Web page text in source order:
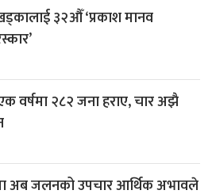
३२औँ ‘प्रकाश मानव
वर्षमा २८२ जना हराए, चार अझै
अब जलनको उपचार आर्थिक अभावले